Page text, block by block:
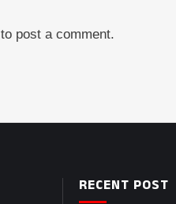
to post a comment.
RECENT POST